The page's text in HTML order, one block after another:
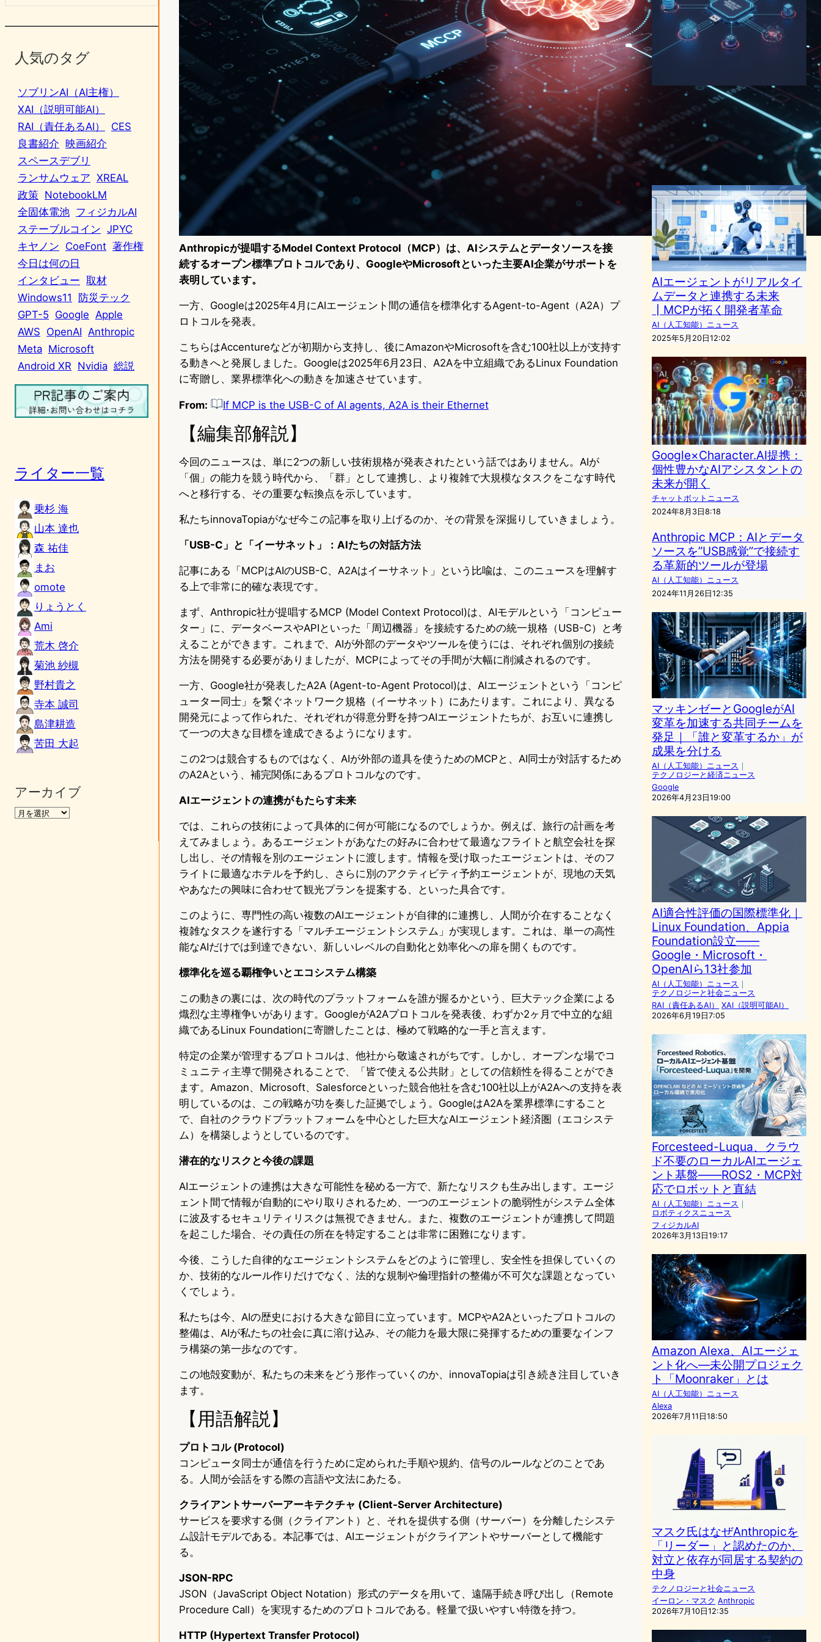
人気のタグ
ソブリンAI（AI主権）
XAI（説明可能AI）
RAI（責任あるAI）
CES
良書紹介 映画紹介
スペースデブリ
ランサムウェア XREAL
政策 NotebookLM
全固体電池 フィジカルAI
ステーブルコイン JPYC
キヤノン CoeFont 著作権
今日は何の日
インタビュー 取材
Windows11
防災テック
GPT-5 Google Apple
AWS OpenAI Anthropic
Meta Microsoft
Android XR Nvidia 総説
ライター一覧
乗杉 海
山本 達也
森 祐佳
まお
omote
りょうとく
Ami
荒木 啓介
菊池 紗槻
野村貴之
寺本 誠司
島津耕造
苦田 大起
アーカイブ
Anthropicが提唱するModel Context Protocol（MCP）は、AIシステムとデータソースを接
続するオープン標準プロトコルであり、GoogleやMicrosoftといった主要AI企業がサポートを
表明しています。
一方、Googleは2025年4月にAIエージェント間の通信を標準化するAgent-to-Agent（A2A）プ
ロトコルを発表。
こちらはAccentureなどが初期から支持し、後にAmazonやMicrosoftを含む100社以上が支持す
る動きへと発展しました。Googleは2025年6月23日、A2Aを中立組織であるLinux Foundation
に寄贈し、業界標準化への動きを加速させています。
From: If MCP is the USB-C of AI agents, A2A is their Ethernet
【編集部解説】
今回のニュースは、単に2つの新しい技術規格が発表されたという話ではありません。AIが
「個」の能力を競う時代から、「群」として連携し、より複雑で大規模なタスクをこなす時代
へと移行する、その重要な転換点を示しています。
私たちinnovaTopiaがなぜ今この記事を取り上げるのか、その背景を深掘りしていきましょう。
「USB-C」と「イーサネット」：AIたちの対話方法
記事にある「MCPはAIのUSB-C、A2Aはイーサネット」という比喩は、このニュースを理解す
る上で非常に的確な表現です。
まず、Anthropic社が提唱するMCP (Model Context Protocol)は、AIモデルという「コンピュー
ター」に、データベースやAPIといった「周辺機器」を接続するための統一規格（USB-C）と考
えることができます。これまで、AIが外部のデータやツールを使うには、それぞれ個別の接続
方法を開発する必要がありましたが、MCPによってその手間が大幅に削減されるのです。
一方、Google社が発表したA2A (Agent-to-Agent Protocol)は、AIエージェントという「コンピ
ューター同士」を繋ぐネットワーク規格（イーサネット）にあたります。これにより、異なる
開発元によって作られた、それぞれが得意分野を持つAIエージェントたちが、お互いに連携し
て一つの大きな目標を達成できるようになります。
この2つは競合するものではなく、AIが外部の道具を使うためのMCPと、AI同士が対話するため
のA2Aという、補完関係にあるプロトコルなのです。
AIエージェントの連携がもたらす未来
では、これらの技術によって具体的に何が可能になるのでしょうか。例えば、旅行の計画を考
えてみましょう。あるエージェントがあなたの好みに合わせて最適なフライトと航空会社を探
し出し、その情報を別のエージェントに渡します。情報を受け取ったエージェントは、そのフ
ライトに最適なホテルを予約し、さらに別のアクティビティ予約エージェントが、現地の天気
やあなたの興味に合わせて観光プランを提案する、といった具合です。
このように、専門性の高い複数のAIエージェントが自律的に連携し、人間が介在することなく
複雑なタスクを遂行する「マルチエージェントシステム」が実現します。これは、単一の高性
能なAIだけでは到達できない、新しいレベルの自動化と効率化への扉を開くものです。
標準化を巡る覇権争いとエコシステム構築
この動きの裏には、次の時代のプラットフォームを誰が握るかという、巨大テック企業による
熾烈な主導権争いがあります。GoogleがA2Aプロトコルを発表後、わずか2ヶ月で中立的な組
織であるLinux Foundationに寄贈したことは、極めて戦略的な一手と言えます。
特定の企業が管理するプロトコルは、他社から敬遠されがちです。しかし、オープンな場でコ
ミュニティ主導で開発されることで、「皆で使える公共財」としての信頼性を得ることができ
ます。Amazon、Microsoft、Salesforceといった競合他社を含む100社以上がA2Aへの支持を表
明しているのは、この戦略が功を奏した証拠でしょう。GoogleはA2Aを業界標準にすること
で、自社のクラウドプラットフォームを中心とした巨大なAIエージェント経済圏（エコシステ
ム）を構築しようとしているのです。
潜在的なリスクと今後の課題
AIエージェントの連携は大きな可能性を秘める一方で、新たなリスクも生み出します。エージ
ェント間で情報が自動的にやり取りされるため、一つのエージェントの脆弱性がシステム全体
に波及するセキュリティリスクは無視できません。また、複数のエージェントが連携して問題
を起こした場合、その責任の所在を特定することは非常に困難になります。
今後、こうした自律的なエージェントシステムをどのように管理し、安全性を担保していくの
か、技術的なルール作りだけでなく、法的な規制や倫理指針の整備が不可欠な課題となってい
くでしょう。
私たちは今、AIの歴史における大きな節目に立っています。MCPやA2Aといったプロトコルの
整備は、AIが私たちの社会に真に溶け込み、その能力を最大限に発揮するための重要なインフ
ラ構築の第一歩なのです。
この地殻変動が、私たちの未来をどう形作っていくのか、innovaTopiaは引き続き注目していき
ます。
【用語解説】
プロトコル (Protocol)
コンピュータ同士が通信を行うために定められた手順や規約、信号のルールなどのことであ
る。人間が会話をする際の言語や文法にあたる。
クライアントサーバーアーキテクチャ (Client-Server Architecture)
サービスを要求する側（クライアント）と、それを提供する側（サーバー）を分離したシステ
ム設計モデルである。本記事では、AIエージェントがクライアントやサーバーとして機能す
る。
JSON-RPC
JSON（JavaScript Object Notation）形式のデータを用いて、遠隔手続き呼び出し（Remote
Procedure Call）を実現するためのプロトコルである。軽量で扱いやすい特徴を持つ。
HTTP (Hypertext Transfer Protocol)
MCP（Model Context
Protocol）が変えるAIの未
来：Anthropicが提唱する標
準化プロトコルの可能性
AI（人工知能）ニュース
2025年5月11日8:53
AIエージェントがリアルタイ
ムデータと連携する未来
┃MCPが拓く開発者革命
AI（人工知能）ニュース
2025年5月20日12:02
Google×Character.AI提携：
個性豊かなAIアシスタントの
未来が開く
チャットボットニュース
2024年8月3日8:18
Anthropic MCP：AIとデータ
ソースを”USB感覚”で接続す
る革新的ツールが登場
AI（人工知能）ニュース
2024年11月26日12:35
マッキンゼーとGoogleがAI
変革を加速する共同チームを
発足｜「誰と変革するか」が
成果を分ける
AI（人工知能）ニュース ｜
テクノロジーと経済ニュース
Google
2026年4月23日19:00
AI適合性評価の国際標準化｜
Linux Foundation、Appia
Foundation設立——
Google・Microsoft・
OpenAIら13社参加
AI（人工知能）ニュース ｜
テクノロジーと社会ニュース
RAI（責任あるAI）
XAI（説明可能AI）
2026年6月19日7:05
Forcesteed-Luqua、クラウ
ド不要のローカルAIエージェ
ント基盤——ROS2・MCP対
応でロボットと直結
AI（人工知能）ニュース ｜
ロボティクスニュース
フィジカルAI
2026年3月13日19:17
Amazon Alexa、AIエージェ
ント化へ—未公開プロジェク
ト「Moonraker」とは
AI（人工知能）ニュース
Alexa
2026年7月11日18:50
マスク氏はなぜAnthropicを
「リーダー」と認めたのか、
対立と依存が同居する契約の
中身
テクノロジーと社会ニュース
イーロン・マスク Anthropic
2026年7月10日12:35